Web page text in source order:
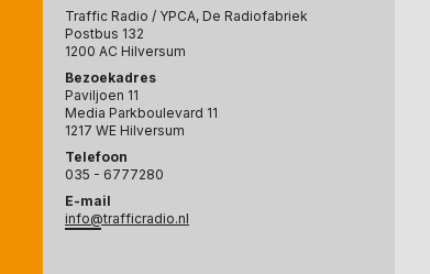
Traffic Radio / YPCA, De Radiofabriek
Postbus 132
1200 AC Hilversum
Bezoekadres
Paviljoen 11
Media Parkboulevard 11
1217 WE Hilversum
Telefoon
035 - 6777280
E-mail
info@trafficradio.nl